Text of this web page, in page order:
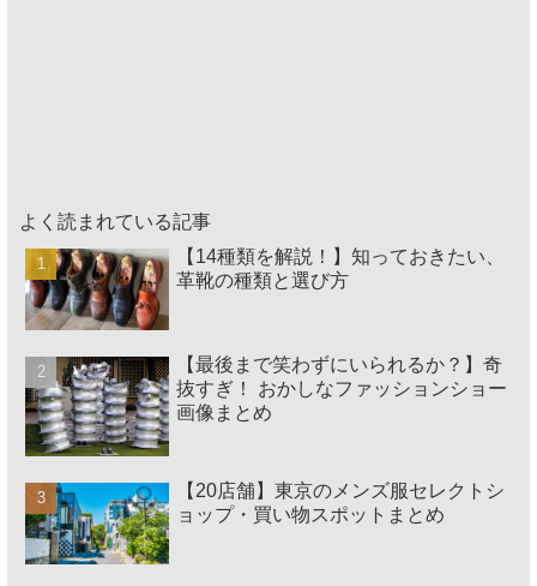
よく読まれている記事
【14種類を解説！】知っておきたい、
革靴の種類と選び方
【最後まで笑わずにいられるか？】奇
抜すぎ！ おかしなファッションショー
画像まとめ
【20店舗】東京のメンズ服セレクトシ
ョップ・買い物スポットまとめ